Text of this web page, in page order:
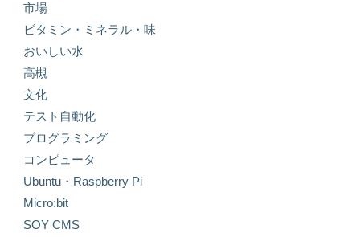
市場
ビタミン・ミネラル・味
おいしい水
高槻
文化
テスト自動化
プログラミング
コンピュータ
Ubuntu・Raspberry Pi
Micro:bit
SOY CMS